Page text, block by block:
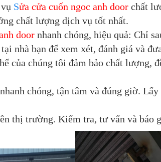
Sửa cửa cuốn ngoc anh doorchất
chất lượng dịch vụ tốt nhất.
doornhanh chóng, hiệu quả: Chỉ
nhà bạn để xem xét, đánh giá và
của chúng tôi đảm bảo chất lượng,
chóng, tận tâm và đúng giờ.
thị trường. Kiểm tra, tư vấn và báo